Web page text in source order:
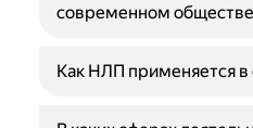
современном
Как НЛП применяется в